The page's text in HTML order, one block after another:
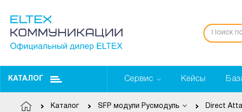
КАТАЛОГ Сервис Кейсы
Каталог SFP модули Русмодуль Direct